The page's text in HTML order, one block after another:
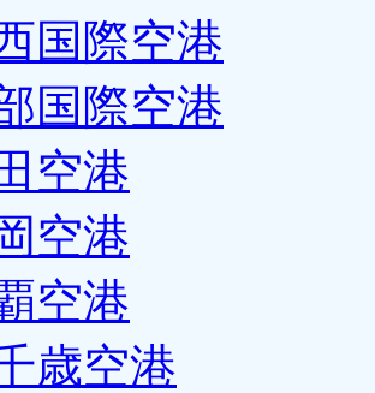
国際空港
国際空港
空港
空港
空港
歳空港